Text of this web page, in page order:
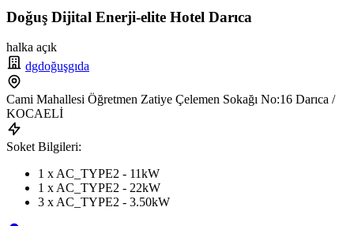
Doğuş Dijital Enerji-elite Hotel Darıca
halka açık
dgdoğuşgıda
Cami Mahallesi Öğretmen Zatiye Çelemen Sokağı No:16 Darıca /
KOCAELİ
Soket Bilgileri:
1 x AC_TYPE2 - 11kW
1 x AC_TYPE2 - 22kW
3 x AC_TYPE2 - 3.50kW